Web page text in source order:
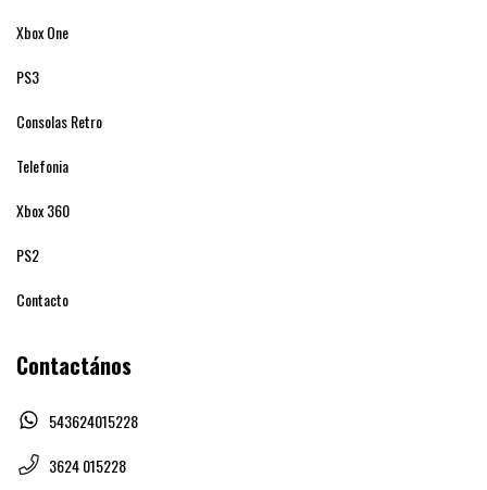
Xbox One
PS3
Consolas Retro
Telefonia
Xbox 360
PS2
Contacto
Contactános
543624015228
3624 015228